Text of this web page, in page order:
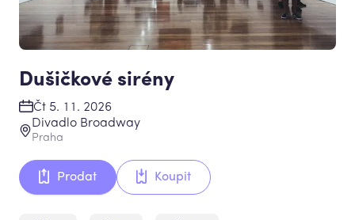
Dušičkové sirény
Čt 5. 11. 2026
Divadlo Broadway
Praha
Prodat Koupit